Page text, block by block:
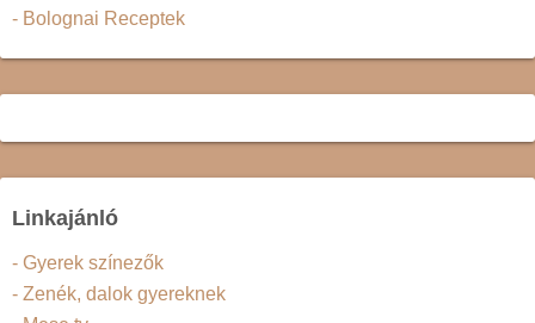
- Bolognai Receptek
Linkajánló
- Gyerek színezők
- Zenék, dalok gyereknek